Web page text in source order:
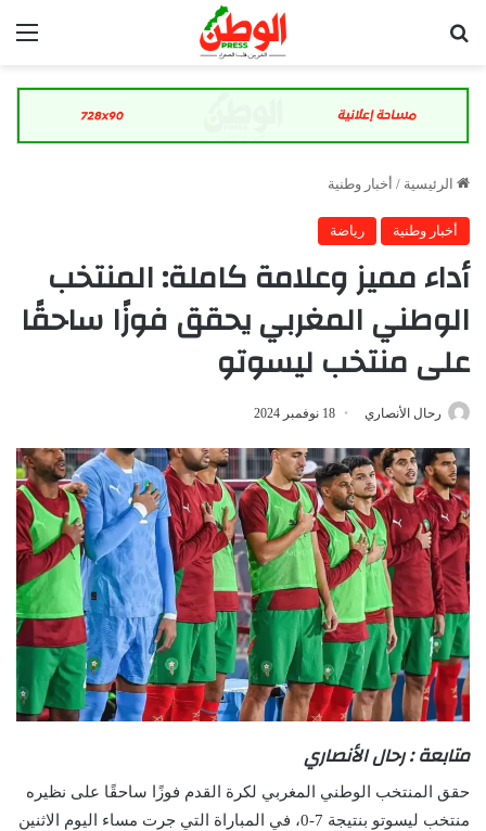
الرئيسية / أخبار وطنية
أخبار وطنية رياضة
أداء مميز وعلامة كاملة: المنتخب
الوطني المغربي يحقق فوزًا ساحقًا
على منتخب ليسوتو
رحال الأنصاري 18 نوفمبر 2024
متابعة : رحال الأنصاري
حقق المنتخب الوطني المغربي لكرة القدم فوزًا ساحقًا على نظيره
منتخب ليسوتو بنتيجة 7-0، في المباراة التي جرت مساء اليوم الاثنين